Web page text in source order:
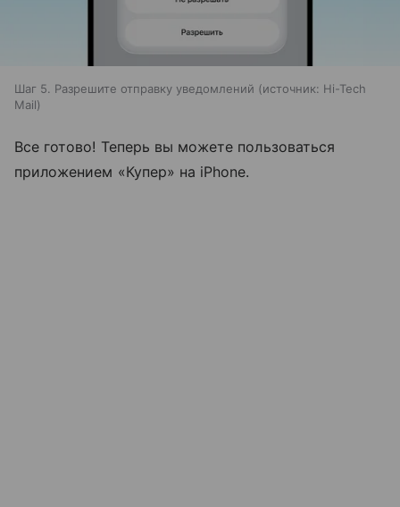
Шаг 5. Разрешите отправку уведомлений источник: Hi-Tech
Mail
Все готово! Теперь вы можете пользоваться
приложением «Купер» на iPhone.